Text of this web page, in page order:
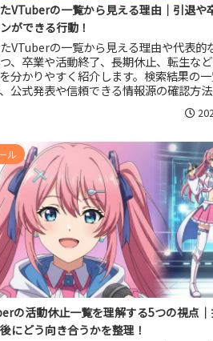
VTuberの一覧から見える理由｜引退や
ができる行動！
VTuberの一覧から見える理由や代表的
、卒業や活動終了、長期休止、転生な
分かりやすく紹介します。検索結果の
公式発表や信頼できる情報源の確認方
サイトとの付き合い方、ファンとしての
次創作との距離感まで丁寧に解説し、推
をまとめました。
ル
の活動休止一覧を理解する5つの視点
にどう向き合うかを整理！